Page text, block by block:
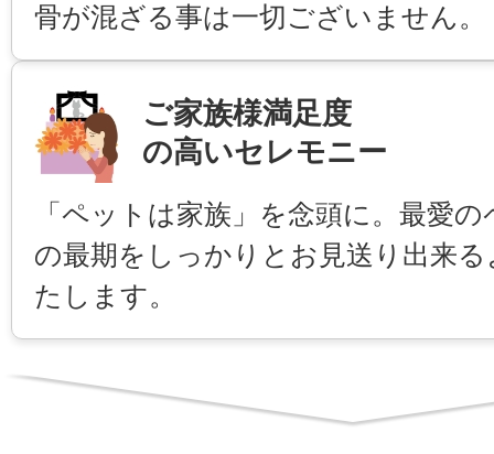
骨が混ざる事は一切ございません。
ご家族様満足度
の高いセレモニー
「ペットは家族」を念頭に。最愛
の最期をしっかりとお見送り出来
たします。